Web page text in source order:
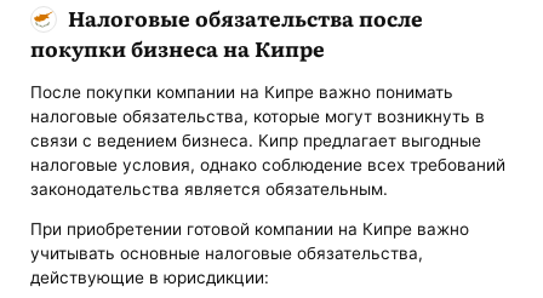
Налоговые обязательства после
покупки бизнеса на Кипре
После покупки компании на Кипре важно понимать
налоговые обязательства, которые могут возникнуть в
связи с ведением бизнеса. Кипр предлагает выгодные
налоговые условия, однако соблюдение всех требований
законодательства является обязательным.
При приобретении готовой компании на Кипре важно
учитывать основные налоговые обязательства,
действующие в юрисдикции: